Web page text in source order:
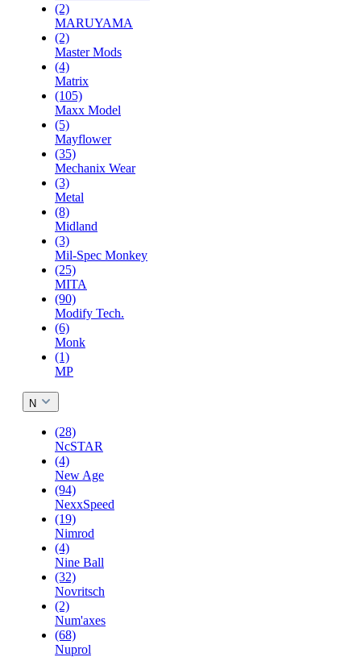
(2)
MARUYAMA
(2)
Master Mods
(4)
Matrix
(105)
Maxx Model
(5)
Mayflower
(35)
Mechanix Wear
(3)
Metal
(8)
Midland
(3)
Mil-Spec Monkey
(25)
MITA
(90)
Modify Tech.
(6)
Monk
(1)
MP
N
(28)
NcSTAR
(4)
New Age
(94)
NexxSpeed
(19)
Nimrod
(4)
Nine Ball
(32)
Novritsch
(2)
Num'axes
(68)
Nuprol